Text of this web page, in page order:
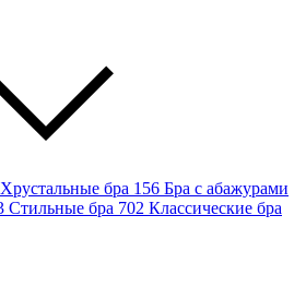
Хрустальные бра 156 Бра с абажурами
Стильные бра 702 Классические бра